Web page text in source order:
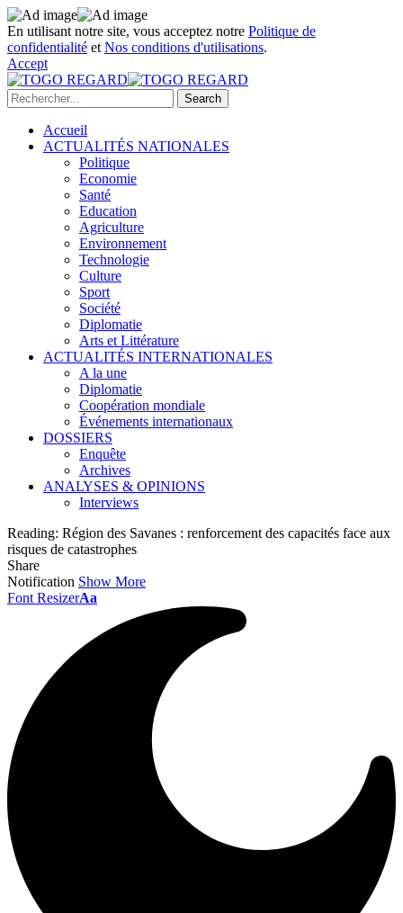
En utilisant notre site, vous acceptez notre Politique de
confidentialité et Nos conditions d'utilisations.
Accept
Accueil
ACTUALITÉS NATIONALES
Politique
Economie
Santé
Education
Agriculture
Environnement
Technologie
Culture
Sport
Société
Diplomatie
Arts et Littérature
ACTUALITÉS INTERNATIONALES
A la une
Diplomatie
Coopération mondiale
Événements internationaux
DOSSIERS
Enquête
Archives
ANALYSES & OPINIONS
Interviews
Reading: Région des Savanes : renforcement des capacités face aux
risques de catastrophes
Share
Notification Show More
Font ResizerAa